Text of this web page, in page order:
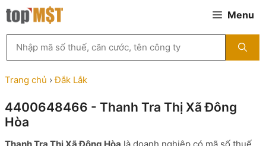
Chuyển
đến
Menu
kiếm
MST
theo
tên
ty,
người
Trang chủ ›Đắk Lắk
4400648466 - Thanh Tra Thị Xã Đông
Hòa
Thanh Tra Thị Xã Đông Hòa là doanh nghiệp có mã số thuế